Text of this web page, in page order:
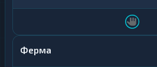
Ферма